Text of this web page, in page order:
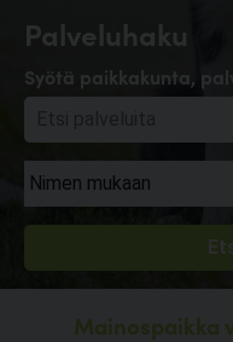
Palveluhaku
Syötä paikkakunta,
Mainospaikka